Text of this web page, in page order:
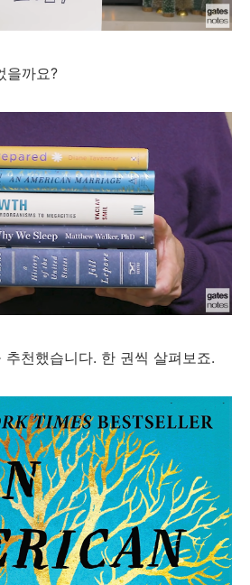
을까요?
천했습니다. 한 권씩 살펴보죠.